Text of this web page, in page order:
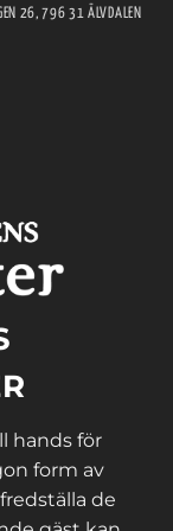
26, 796 31 ÄLVDALEN
hands för
form av
de